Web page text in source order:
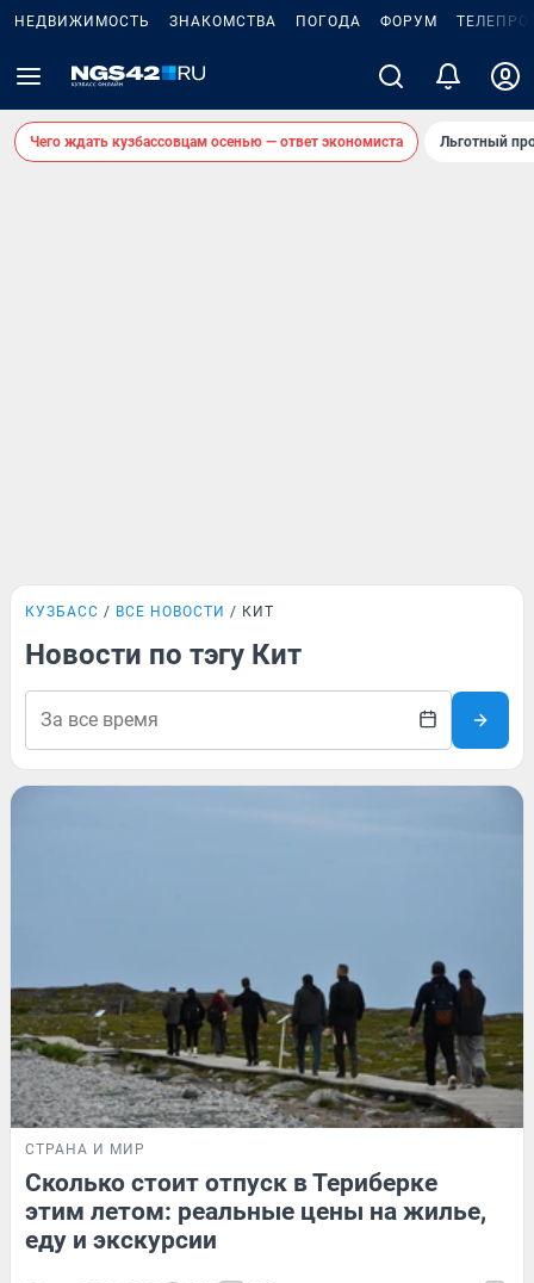
НЕДВИЖИМОСТЬ ЗНАКОМСТВА ПОГОДА ФОРУМ
Чего ждать кузбассовцам осенью — ответ экономиста Льготный
КУЗБАСС ВСЕ НОВОСТИ КИТ
Новости по тэгу Кит
СТРАНА И МИР
Сколько стоит отпуск в Териберке
этим летом: реальные цены на жилье,
еду и экскурсии